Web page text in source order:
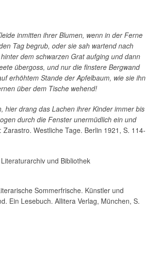
inmitten ihrer Blumen, wenn in der Ferne
Tag begrub, oder sie sah wartend nach
dem schwarzen Grat aufging und dann
übergoss, und nur die finstere Bergwand
erhöhtem Stande der Apfelbaum, wie sie ihn
über dem Tische wehend!
hier drang das Lachen ihrer Kinder immer bis
durch die Fenster unermüdlich ein und
Zarastro. Westliche Tage. Berlin 1921, S. 114-
und Bibliothek
Sommerfrische. Künstler und
Ein Lesebuch. Allitera Verlag, München, S.